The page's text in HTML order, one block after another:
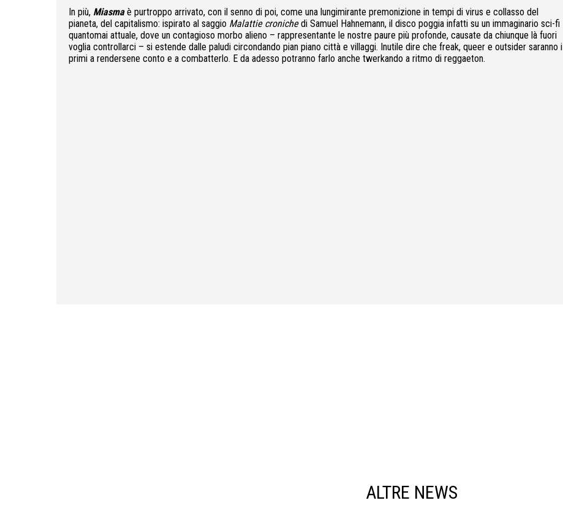
In più, Miasma è purtroppo arrivato, con il senno di poi, come una lungimirante premonizione in tempi di virus e collasso del
pianeta, del capitalismo: ispirato al saggio Malattie cronichedi Samuel Hahnemann, il disco poggia infatti su un immaginario sci-fi
quantomai attuale, dove un contagioso morbo alieno – rappresentante le nostre paure più profonde, causate da chiunque là fuori
voglia controllarci – si estende dalle paludi circondando pian piano città e villaggi. Inutile dire che freak, queer e outsider saranno i
primi a rendersene conto e a combatterlo. E da adesso potranno farlo anche twerkando a ritmo di reggaeton.
ALTRE NEWS